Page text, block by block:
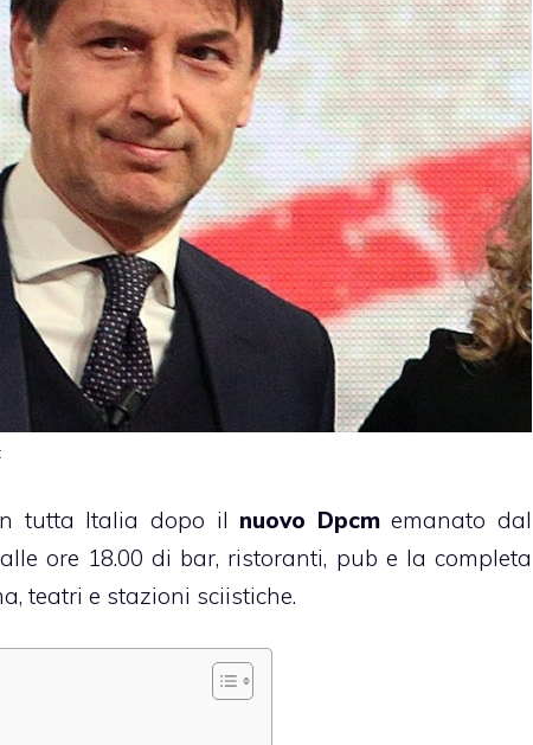
tutta Italia dopo il nuovo Dpcmemanato dal
ore 18.00 di bar, ristoranti, pub e la completa
teatri e stazioni sciistiche.